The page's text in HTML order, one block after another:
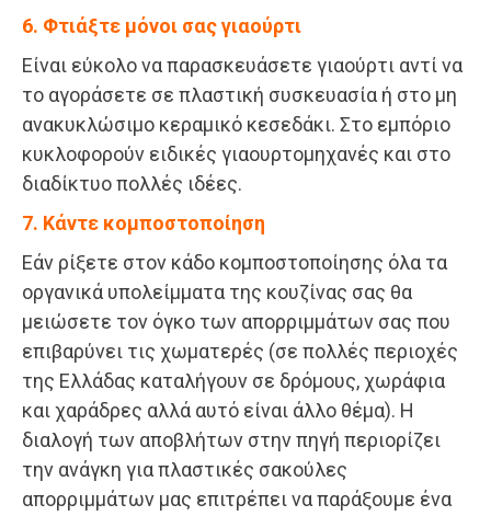
6. Φτιάξτε μόνοι σας γιαούρτι
Είναι εύκολο να παρασκευάσετε γιαούρτι αντί να
το αγοράσετε σε πλαστική συσκευασία ή στο μη
ανακυκλώσιμο κεραμικό κεσεδάκι. Στο εμπόριο
κυκλοφορούν ειδικές γιαουρτομηχανές και στο
διαδίκτυο πολλές ιδέες.
7. Κάντε κομποστοποίηση
Εάν ρίξετε στον κάδο κομποστοποίησης όλα τα
οργανικά υπολείμματα της κουζίνας σας θα
μειώσετε τον όγκο των απορριμμάτων σας που
επιβαρύνει τις χωματερές (σε πολλές περιοχές
της Ελλάδας καταλήγουν σε δρόμους, χωράφια
και χαράδρες αλλά αυτό είναι άλλο θέμα). Η
διαλογή των αποβλήτων στην πηγή περιορίζει
την ανάγκη για πλαστικές σακούλες
απορριμμάτων μας επιτρέπει να παράξουμε ένα